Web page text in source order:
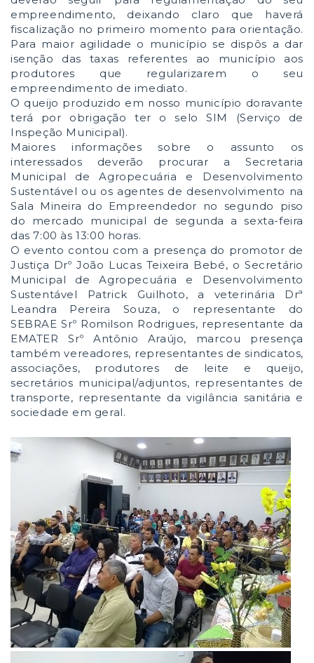
empreendimento, deixando claro que haverá
fiscalização no primeiro momento para orientação.
Para maior agilidade o município se dispôs a dar
isenção das taxas referentes ao município aos
produtores que regularizarem o seu
empreendimento de imediato.
O queijo produzido em nosso município doravante
terá por obrigação ter o selo SIM (Serviço de
Inspeção Municipal).
Maiores informações sobre o assunto os
interessados deverão procurar a Secretaria
Municipal de Agropecuária e Desenvolvimento
Sustentável ou os agentes de desenvolvimento na
Sala Mineira do Empreendedor no segundo piso
do mercado municipal de segunda a sexta-feira
das 7:00 às 13:00 horas.
O evento contou com a presença do promotor de
Justiça Drº João Lucas Teixeira Bebé, o Secretário
Municipal de Agropecuária e Desenvolvimento
Sustentável Patrick Guilhoto, a veterinária Drª
Leandra Pereira Souza, o representante do
SEBRAE Srº Romilson Rodrigues, representante da
EMATER Srº Antônio Araújo, marcou presença
também vereadores, representantes de sindicatos,
associações, produtores de leite e queijo,
secretários municipal/adjuntos, representantes de
transporte, representante da vigilância sanitária e
sociedade em geral.